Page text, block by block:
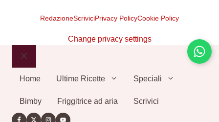
RedazioneScriviciPrivacy PolicyCookie Policy
Change privacy settings
Chiudi
Home
Ultime Ricette Speciali
Bimby Friggitrice ad aria Scrivici